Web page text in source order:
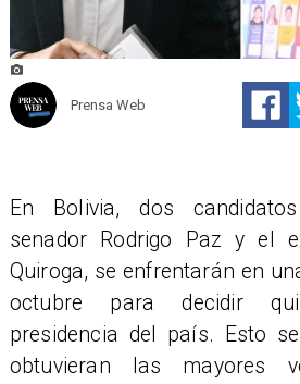
Prensa Web
En Bolivia, dos
senador Rodrigo Paz y el
Quiroga, se enfrentarán en
octubre para decidir
presidencia del país. Esto
obtuvieran las mayores